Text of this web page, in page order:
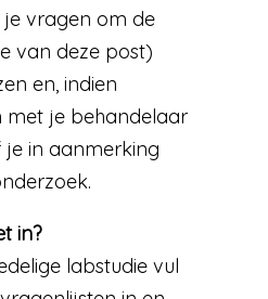
je vragen om de
van deze post)
en, indien
met je behandelaar
in aanmerking
in?
labstudie vul